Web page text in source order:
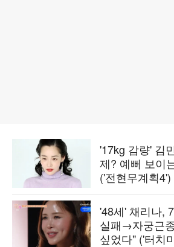
'17kg 감량' 김
제? 예뻐 보이
('전현무계획4')
'48세' 채리나,
실패→자궁근
싶었다" ('터치